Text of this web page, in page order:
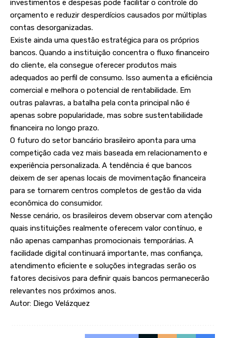
investimentos e despesas pode facilitar o controle do
orçamento e reduzir desperdícios causados por múltiplas
contas desorganizadas.
Existe ainda uma questão estratégica para os próprios
bancos. Quando a instituição concentra o fluxo financeiro
do cliente, ela consegue oferecer produtos mais
adequados ao perfil de consumo. Isso aumenta a eficiência
comercial e melhora o potencial de rentabilidade. Em
outras palavras, a batalha pela conta principal não é
apenas sobre popularidade, mas sobre sustentabilidade
financeira no longo prazo.
O futuro do setor bancário brasileiro aponta para uma
competição cada vez mais baseada em relacionamento e
experiência personalizada. A tendência é que bancos
deixem de ser apenas locais de movimentação financeira
para se tornarem centros completos de gestão da vida
econômica do consumidor.
Nesse cenário, os brasileiros devem observar com atenção
quais instituições realmente oferecem valor contínuo, e
não apenas campanhas promocionais temporárias. A
facilidade digital continuará importante, mas confiança,
atendimento eficiente e soluções integradas serão os
fatores decisivos para definir quais bancos permanecerão
relevantes nos próximos anos.
Autor: Diego Velázquez